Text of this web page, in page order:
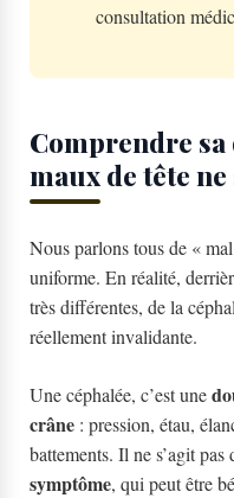
consultation
Comprendre
maux de tête
Nous parlons tous de «
uniforme. En réalité,
très différentes, de la
réellement invalidante.
Une céphalée, c’est une
crâne : pression, étau,
battements. Il ne s’agit pas
symptôme, qui peut être